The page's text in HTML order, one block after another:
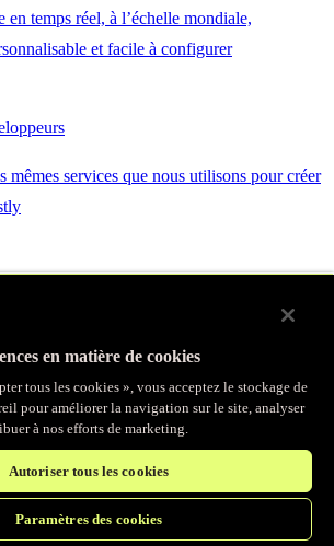
en temps réel, à l’échelle mondiale,
et facile à configurer
mêmes services que nous utilisons pour créer
et intégrée à la suite complète de
de travail d’IA et gagnez en efficacité
en matière de cookies
tous les cookies », vous acceptez le stockage de
pour améliorer la navigation sur le site, analyser
à nos efforts de marketing.
Autoriser tous les cookies
Paramètres des cookies